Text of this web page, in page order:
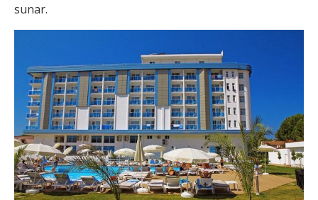
sunar.